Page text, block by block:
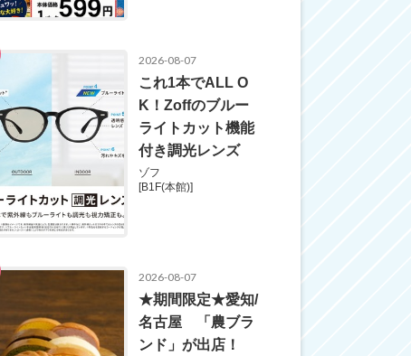
2026-08-07
これ1本でALL O
K！Zoffのブルー
ライトカット機能
付き調光レンズ
ゾフ
[B1F(本館)]
2026-08-07
★期間限定★愛知/
名古屋 「農ブラ
ンド」が出店！